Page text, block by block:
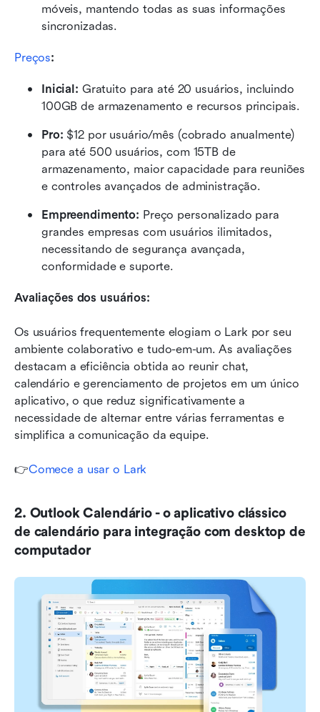
móveis, mantendo todas as suas informações
sincronizadas.
Preços:
Inicial: Gratuito para até 20 usuários, incluindo
100GB de armazenamento e recursos principais.
Pro: $12 por usuário/mês (cobrado anualmente)
para até 500 usuários, com 15TB de
armazenamento, maior capacidade para reuniões
e controles avançados de administração.
Empreendimento: Preço personalizado para
grandes empresas com usuários ilimitados,
necessitando de segurança avançada,
conformidade e suporte.
Avaliações dos usuários:
Os usuários frequentemente elogiam o Lark por seu
ambiente colaborativo e tudo-em-um. As avaliações
destacam a eficiência obtida ao reunir chat,
calendário e gerenciamento de projetos em um único
aplicativo, o que reduz significativamente a
necessidade de alternar entre várias ferramentas e
simplifica a comunicação da equipe.
👉Comece a usar o Lark
2. Outlook Calendário - o aplicativo clássico
de calendário para integração com desktop de
computador